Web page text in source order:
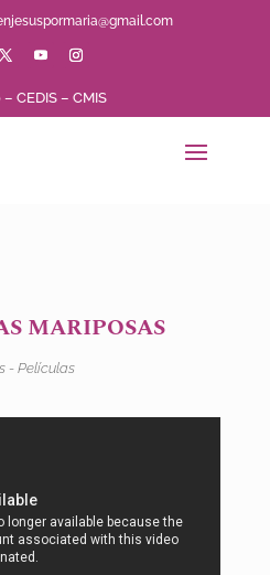
–CEDIS –CMIS
MARIPOSAS
- Películas